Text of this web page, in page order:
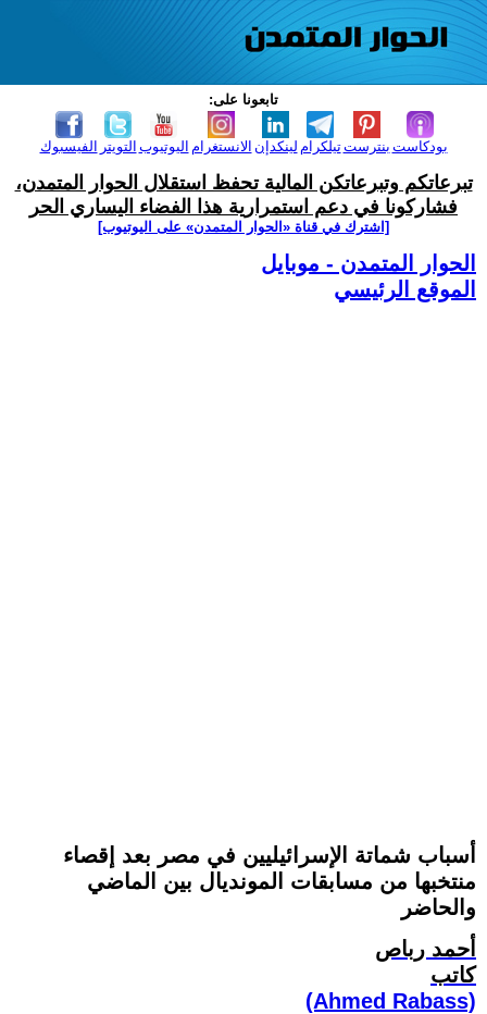
تابعونا على:
الفيسبوك التويتر اليوتيوب الانستغرام لينكدإن تيلكرامبنترست بودكاست
تبرعاتكم وتبرعاتكن المالية تحفظ استقلال الحوار المتمدن،
فشاركونا في دعم استمرارية هذا الفضاء اليساري الحر
[اشترك في قناة ‫«الحوار المتمدن» على اليوتيوب]
الحوار المتمدن - موبايل
الموقع الرئيسي
أسباب شماتة الإسرائيليين في مصر بعد إقصاء
منتخبها من مسابقات المونديال بين الماضي
والحاضر
أحمد رباص
كاتب
(Ahmed Rabass)